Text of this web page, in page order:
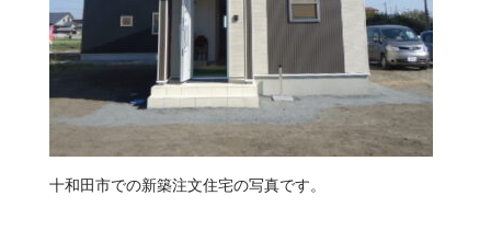
十和田市での新築注文住宅の写真です。